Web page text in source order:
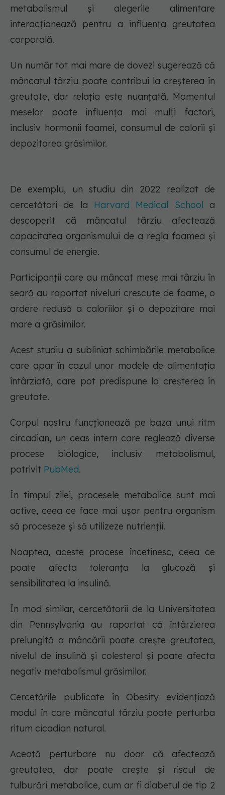
metabolismul și alegerile alimentare
interacționează pentru a influența greutatea
corporală.
Un număr tot mai mare de dovezi sugerează că
mâncatul târziu poate contribui la creșterea în
greutate, dar relația este nuanțată. Momentul
meselor poate influența mai mulți factori,
inclusiv hormonii foamei, consumul de calorii și
depozitarea grăsimilor.
De exemplu, un studiu din 2022 realizat de
cercetători de la Harvard Medical School a
descoperit că mâncatul târziu afectează
capacitatea organismului de a regla foamea și
consumul de energie.
Participanții care au mâncat mese mai târziu în
seară au raportat niveluri crescute de foame, o
ardere redusă a caloriilor și o depozitare mai
mare a grăsimilor.
Acest studiu a subliniat schimbările metabolice
care apar în cazul unor modele de alimentația
întârziată, care pot predispune la creșterea în
greutate.
Corpul nostru funcționează pe baza unui ritm
circadian, un ceas intern care reglează diverse
procese biologice, inclusiv metabolismul,
potrivit PubMed.
În timpul zilei, procesele metabolice sunt mai
active, ceea ce face mai ușor pentru organism
să proceseze și să utilizeze nutrienții.
Noaptea, aceste procese încetinesc, ceea ce
poate afecta toleranța la glucoză și
sensibilitatea la insulină.
În mod similar, cercetătorii de la Universitatea
din Pennsylvania au raportat că întârzierea
prelungită a mâncării poate crește greutatea,
nivelul de insulină și colesterol și poate afecta
negativ metabolismul grăsimilor.
Cercetările publicate în Obesity evidențiază
modul în care mâncatul târziu poate perturba
ritum cicadian natural.
Aceată perturbare nu doar că afectează
greutatea, dar poate crește și riscul de
tulburări metabolice, cum ar fi diabetul de tip 2